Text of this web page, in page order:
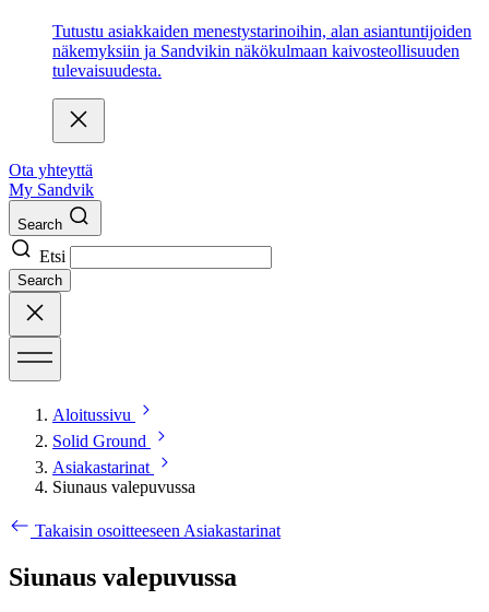
Tutustu asiakkaiden menestystarinoihin, alan asiantuntijoiden
näkemyksiin ja Sandvikin näkökulmaan kaivosteollisuuden
tulevaisuudesta.
Ota yhteyttä
My Sandvik
Search
Etsi
Search
Aloitussivu
Solid Ground
Asiakastarinat
Siunaus valepuvussa
Takaisin osoitteeseen Asiakastarinat
Siunaus valepuvussa